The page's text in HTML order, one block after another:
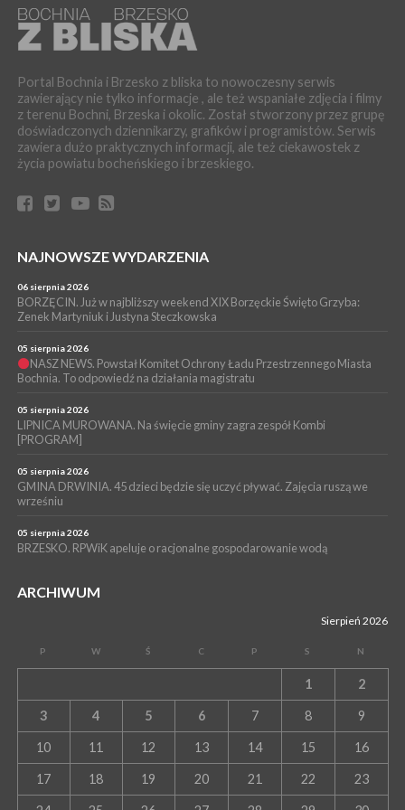
04 sierpnia 2026
BOCHNIA. Kolejny patriotyczny mural na os. Niepodległości.
Tym razem przedstawia Wojciecha Korfantego
04 sierpnia 2026
BOCHNIA. Zmarł ks. Krzysztof Pikul przez wiele lat związany z
Parafią św. Mikołaja w Bochni
WYDARZENIA
04 sierpnia 2026
fikcyjny wypadek syna
BOCHNIA. Jechał bez zapiętych pasów i włączonych świateł.
WYDARZENIA
03 sierpnia 2026
podpowiedzieć burmistrz gdzie szukać pieniędzy [WIDEO]
Portal Bochnia i Brzesko z bliska to nowoczesny serwis
zawierający nie tylko informacje , ale też wspaniałe zdjęcia i filmy
z terenu Bochni, Brzeska i okolic. Został stworzony przez grupę
doświadczonych dziennikarzy, grafików i programistów. Serwis
zawiera dużo praktycznych informacji, ale też ciekawostek z
życia powiatu bocheńskiego i brzeskiego.
NAJNOWSZE WYDARZENIA
06 sierpnia 2026
BORZĘCIN. Już w najbliższy weekend XIX Borzęckie Święto Grzyba:
Zenek Martyniuk i Justyna Steczkowska
05 sierpnia 2026
NASZ NEWS. Powstał Komitet Ochrony Ładu Przestrzennego Miasta
Bochnia. To odpowiedź na działania magistratu
05 sierpnia 2026
LIPNICA MUROWANA. Na święcie gminy zagra zespół Kombi
[PROGRAM]
05 sierpnia 2026
GMINA DRWINIA. 45 dzieci będzie się uczyć pływać. Zajęcia ruszą we
wrześniu
05 sierpnia 2026
BRZESKO. RPWiK apeluje o racjonalne gospodarowanie wodą
ARCHIWUM
Sierpień 2026
P W Ś C P S N
1 2
3 4 5 6 7 8 9
10 11 12 13 14 15 16
17 18 19 20 21 22 23